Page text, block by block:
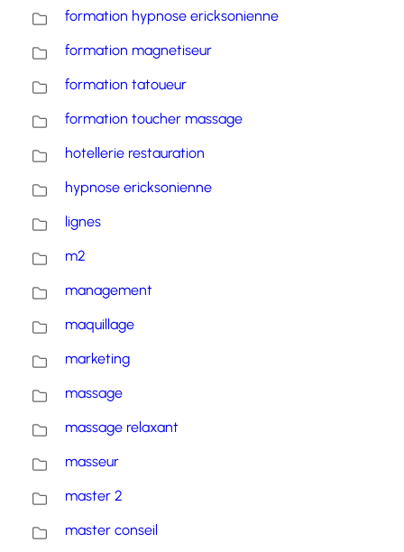
formation hypnose ericksonienne
formation magnetiseur
formation tatoueur
formation toucher massage
hotellerie restauration
hypnose ericksonienne
lignes
m2
management
maquillage
marketing
massage
massage relaxant
masseur
master 2
master conseil